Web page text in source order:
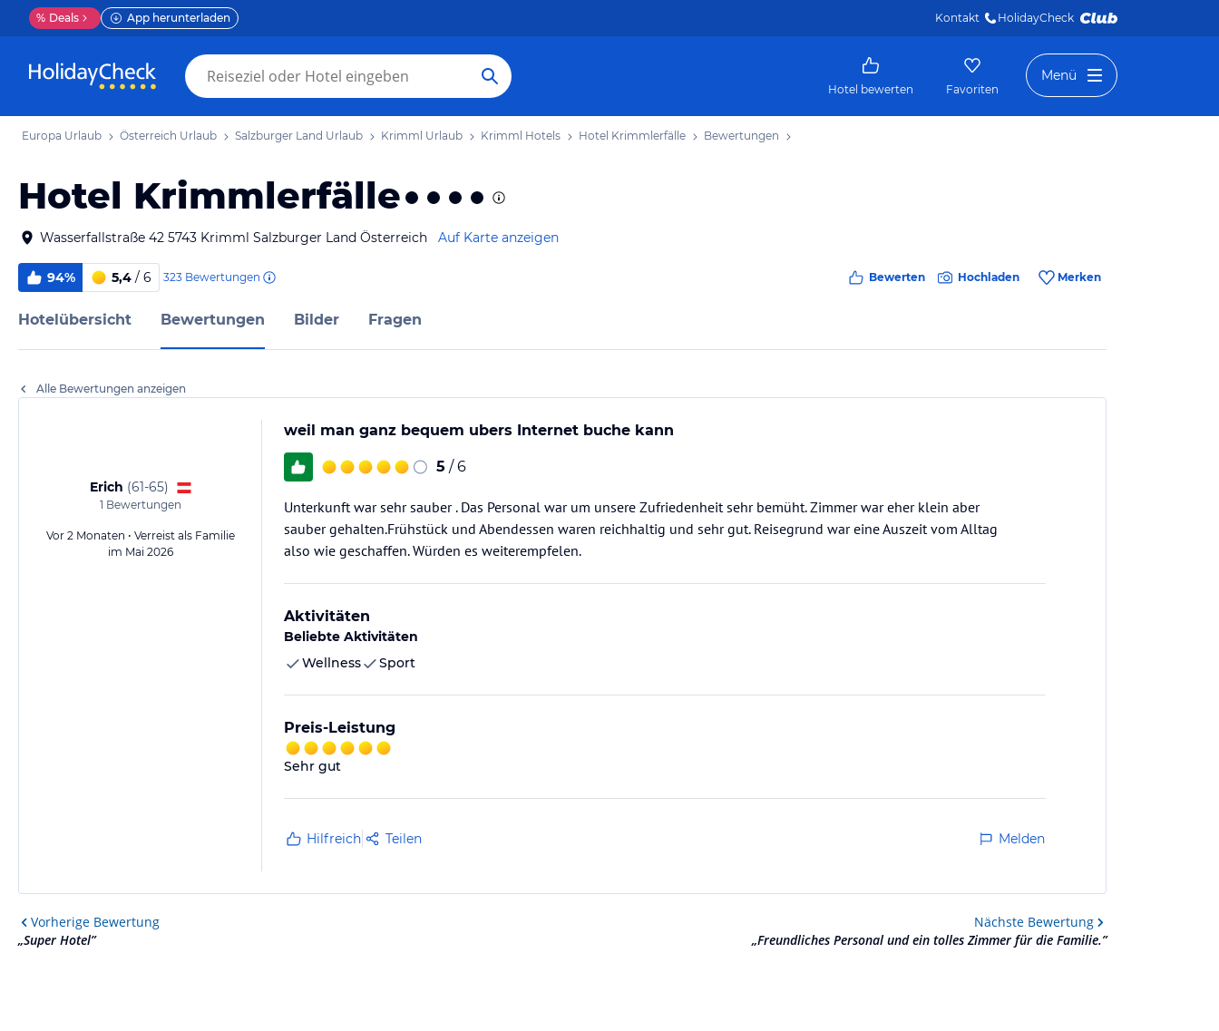
% Deals App herunterladen Kontakt HolidayCheck
Hotel bewerten Favoriten
Menü
Europa Urlaub Österreich Urlaub Salzburger Land Urlaub Krimml Urlaub Krimml Hotels Hotel Krimmlerfälle Bewertungen
Hotel Krimmlerfälle
Wasserfallstraße 42 5743 Krimml Salzburger Land Österreich Auf Karte anzeigen
94% 5,4 / 6 323 Bewertungen Bewerten Hochladen Merken
Hotelübersicht Bewertungen Bilder Fragen
Alle Bewertungen anzeigen
Erich (61-65)
1 Bewertungen
Vor 2 Monaten • Verreist als Familie
im Mai 2026
weil man ganz bequem ubers Internet buche kann
5 / 6
Unterkunft war sehr sauber . Das Personal war um unsere Zufriedenheit sehr bemüht. Zimmer war eher klein aber
sauber gehalten.Frühstück und Abendessen waren reichhaltig und sehr gut. Reisegrund war eine Auszeit vom Alltag
also wie geschaffen. Würden es weiterempfelen.
Aktivitäten
Beliebte Aktivitäten
Wellness
Sport
Preis-Leistung
Sehr gut
Hilfreich Teilen Melden
Vorherige Bewertung
„Super Hotel”
Nächste Bewertung
„Freundliches Personal und ein tolles Zimmer für die Familie.”